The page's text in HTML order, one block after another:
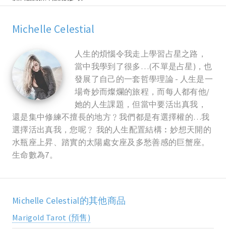
Michelle Celestial
人生的煩惱令我走上學習占星之路，
當中我學到了很多…(不單是占星)，也
發展了自己的一套哲學理論 - 人生是一
場奇妙而燦爛的旅程，而每人都有他/
她的人生課題，但當中要活出真我，
還是集中修練不擅長的地方﹖我們都是有選擇權的…我
選擇活出真我，您呢﹖ 我的人生配置結構︰妙想天開的
水瓶座上昇、踏實的太陽處女座及多愁善感的巨蟹座。
生命數為7。
Michelle Celestial的其他商品
Marigold Tarot (預售)